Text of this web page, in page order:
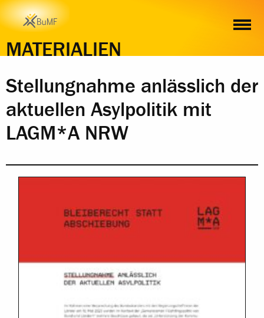
MATERIALIEN
INHALT
Stellungnahme anlässlich der
aktuellen Asylpolitik mit
LAGM*A NRW